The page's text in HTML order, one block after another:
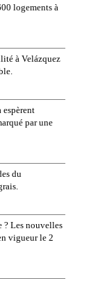
logements à
à Velázquez
espèrent
par une
du
? Les nouvelles
vigueur le 2